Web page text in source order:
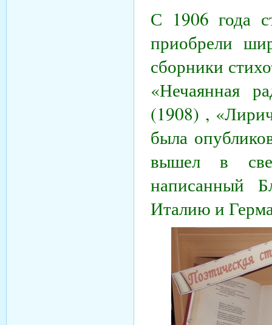
С 1906 года
приобрели
сборники
«Нечаянная
(1908) ,
была
вышел в
написанный
Италию и